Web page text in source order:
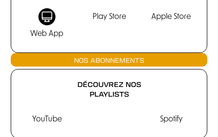
Web App
Play Store Apple Store
NOS ABONNEMENTS
DÉCOUVREZ NOS
PLAYLISTS
YouTube Spotify